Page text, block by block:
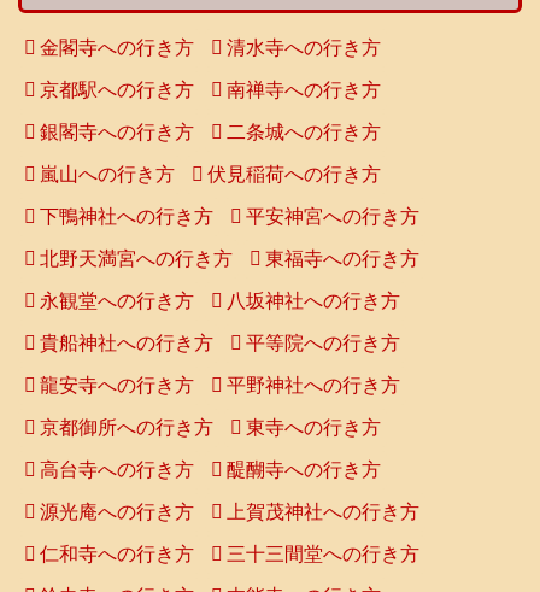
金閣寺への行き方 清水寺への行き方
京都駅への行き方 南禅寺への行き方
銀閣寺への行き方 二条城への行き方
嵐山への行き方 伏見稲荷への行き方
下鴨神社への行き方 平安神宮への行き方
北野天満宮への行き方 東福寺への行き方
永観堂への行き方 八坂神社への行き方
貴船神社への行き方 平等院への行き方
龍安寺への行き方 平野神社への行き方
京都御所への行き方 東寺への行き方
高台寺への行き方 醍醐寺への行き方
源光庵への行き方 上賀茂神社への行き方
仁和寺への行き方 三十三間堂への行き方